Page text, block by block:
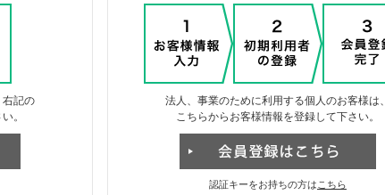
右記の
。
法人、事業のために利用する個人のお客様は、
こちらからお客様情報を登録して下さい。
認証キーをお持ちの方は こちら